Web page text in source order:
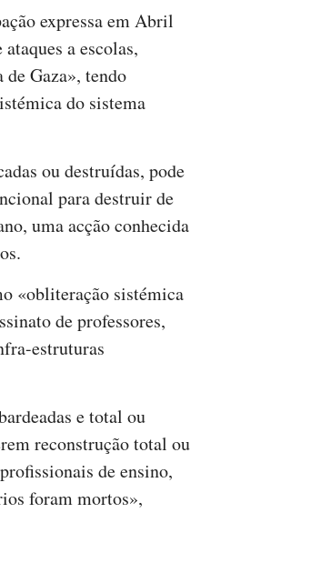
expressa em Abril
a escolas,
de Gaza», tendo
do sistema
ou destruídas, pode
para destruir de
uma acção conhecida
«obliteração sistémica
de professores,
estruturas
e total ou
reconstrução total ou
de ensino,
foram mortos»,